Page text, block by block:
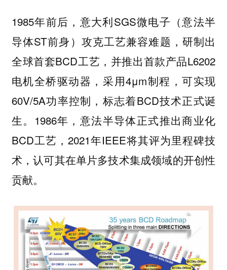
1985年前后，意大利SGS微电子（意法半
导体ST前身）攻克工艺兼容难题，研制出
全球首套BCD工艺，并推出首款产品L6202
电机全桥驱动器，采用4μm制程，可实现
60V/5A功率控制，标志着BCD技术正式诞
生。1986年，意法半导体正式推出商业化
BCD工艺，2021年IEEE将其评为里程碑技
术，认可其在单片多技术集成领域的开创性
贡献。